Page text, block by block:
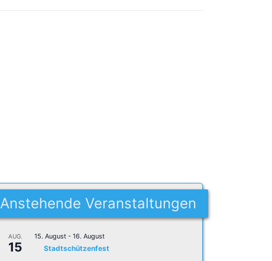
Anstehende Veranstaltungen
AUG.
15
15. August - 16. August
Stadtschützenfest